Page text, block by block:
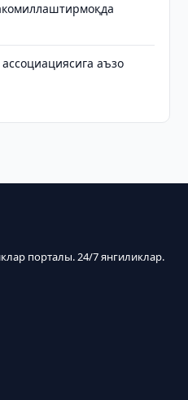
аъзо
порталы. 24/7 янгиликлар.